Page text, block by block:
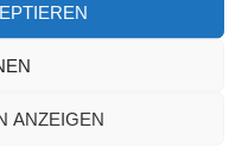
ANZEIGEN
erhältst Du
es zu einer